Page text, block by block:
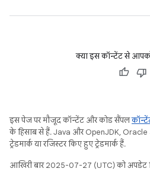
क्या इस कॉन्टेंट से
इस पेज पर मौजूद कॉन्टेंट और कोड सैंपल
के हिसाब से हैं. Java और OpenJDK,
ट्रेडमार्क या रजिस्टर किए हुए ट्रेडमार्क हैं.
आखिरी बार 2025-07-27 (UTC) को अपडेट